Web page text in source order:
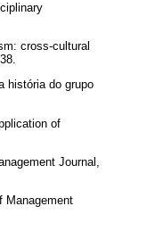
cross-cultural
história do grupo
of
Journal,
Management